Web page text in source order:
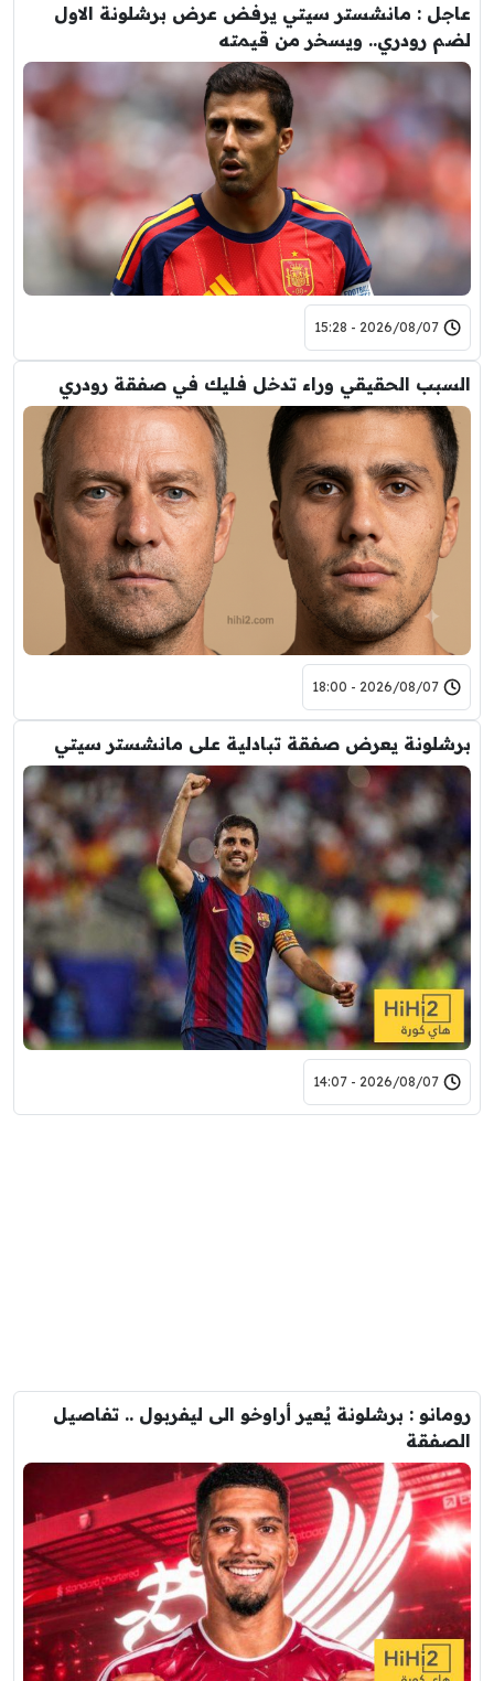
عاجل : مانشستر سيتي يرفض عرض برشلونة الاول
لضم رودري.. ويسخر من قيمته
2026/08/07 - 15:28
السبب الحقيقي وراء تدخل فليك في صفقة رودري
2026/08/07 - 18:00
برشلونة يعرض صفقة تبادلية على مانشستر سيتي
2026/08/07 - 14:07
رومانو : برشلونة يُعير أراوخو الى ليفربول .. تفاصيل
الصفقة